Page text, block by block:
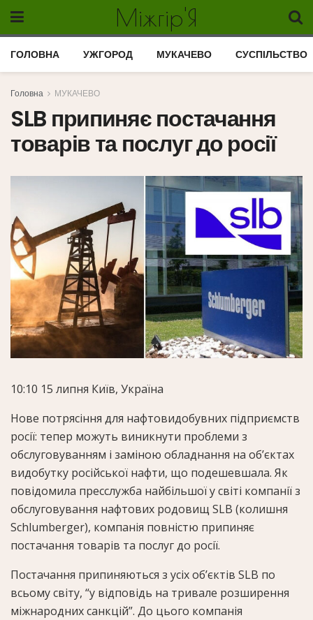
Міжгір'Я
ГОЛОВНА УЖГОРОД МУКАЧЕВО СУСПІЛЬСТВО
Головна МУКАЧЕВО
SLB припиняє постачання
товарів та послуг до росії
10:10 15 липня Київ, Україна
Нове потрясіння для нафтовидобувних підприємств
росії: тепер можуть виникнути проблеми з
обслуговуванням і заміною обладнання на об’єктах
видобутку російської нафти, що подешевшала. Як
повідомила пресслужба найбільшої у світі компанії з
обслуговування нафтових родовищ SLB (колишня
Schlumberger), компанія повністю припиняє
постачання товарів та послуг до росії.
Постачання припиняються з усіх об’єктів SLB по
всьому світу, “у відповідь на тривале розширення
міжнародних санкцій”. До цього компанія